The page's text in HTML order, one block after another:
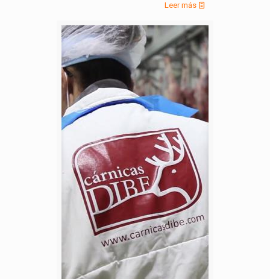
Leer más